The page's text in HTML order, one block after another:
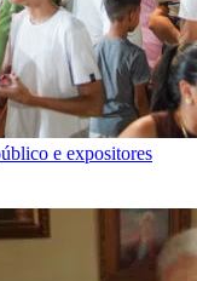
e expositores